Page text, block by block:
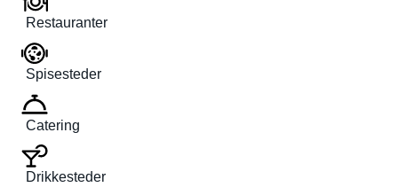
Restauranter
Spisesteder
Catering
Drikkesteder